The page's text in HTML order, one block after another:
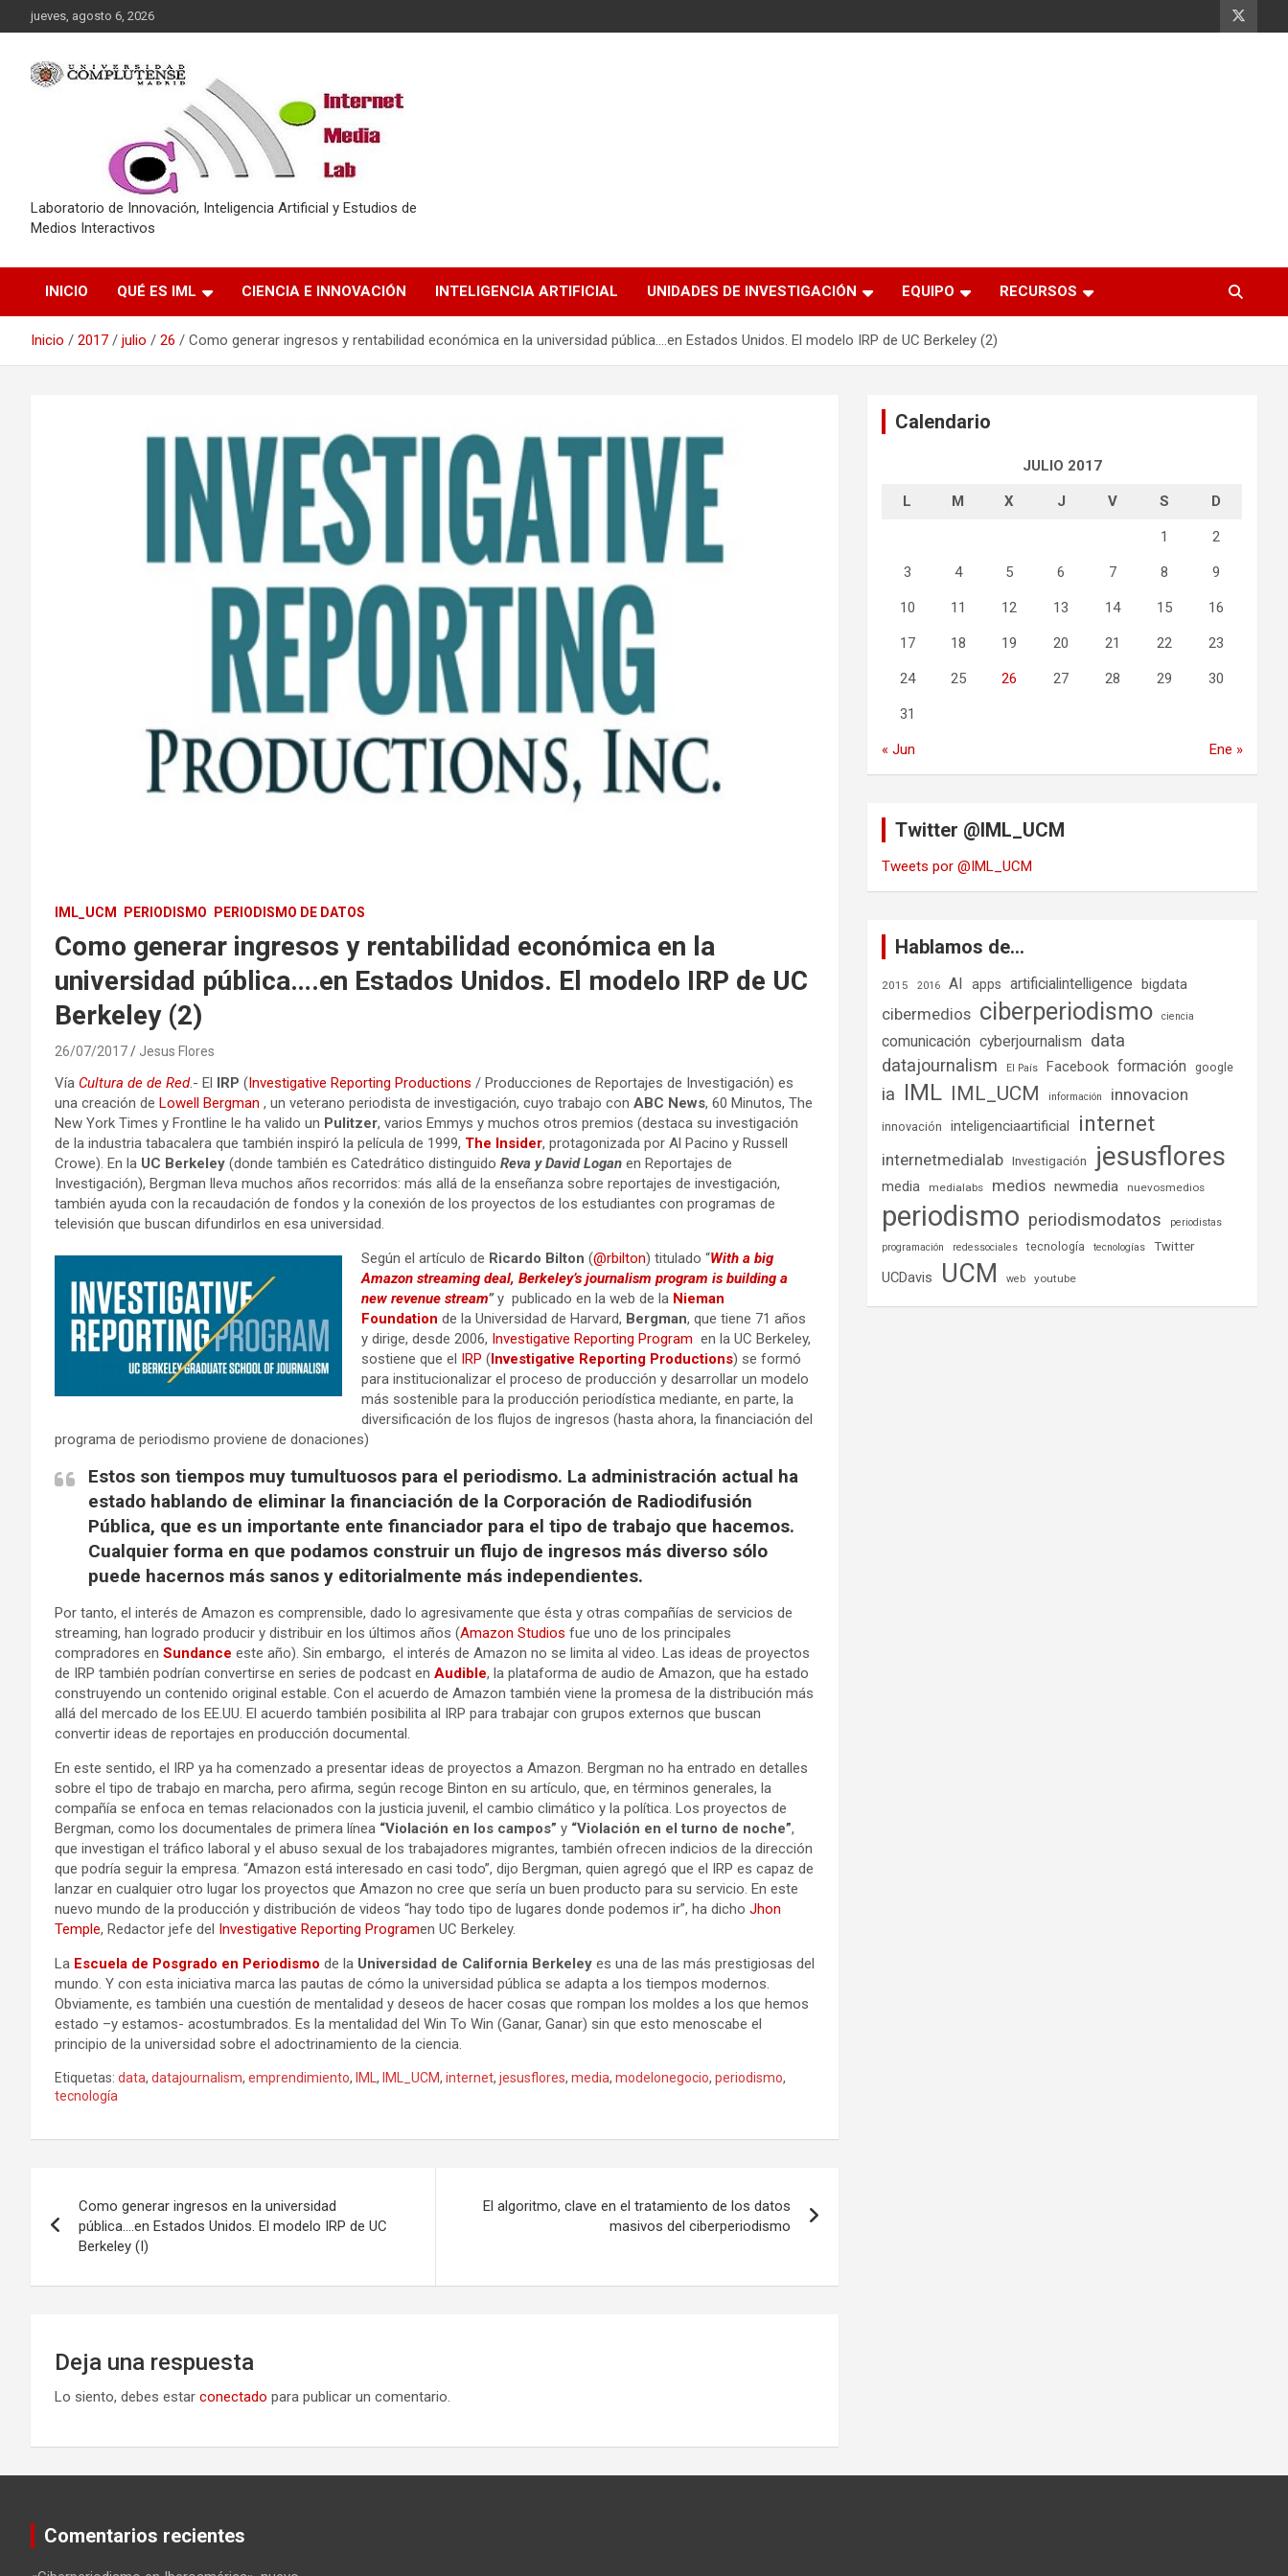
Saltar
al
jueves, agosto 6, 2026
Laboratorio de Innovación, Inteligencia Artificial y Estudios de
Medios Interactivos
INICIO QUÉ ES IML CIENCIA E INNOVACIÓN INTELIGENCIA ARTIFICIAL UNIDADES DE INVESTIGACIÓN EQUIPO RECURSOS
Inicio 2017 julio 26 Como generar ingresos y rentabilidad económica en la universidad pública….en Estados Unidos. El modelo IRP de UC Berkeley (2)
IML_UCM PERIODISMO PERIODISMO DE DATOS
Como generar ingresos y rentabilidad económica en la
universidad pública….en Estados Unidos. El modelo IRP de UC
Berkeley (2)
26/07/2017 Jesus Flores
Vía Cultura de de Red.- El IRP (Investigative Reporting Productions / Producciones de Reportajes de Investigación) es
una creación de Lowell Bergman , un veterano periodista de investigación, cuyo trabajo con ABC News, 60 Minutos, The
New York Times y Frontline le ha valido un Pulitzer, varios Emmys y muchos otros premios (destaca su investigación
de la industria tabacalera que también inspiró la película de 1999, The Insider, protagonizada por Al Pacino y Russell
Crowe). En la UC Berkeley (donde también es Catedrático distinguido Reva y David Logan en Reportajes de
Investigación), Bergman lleva muchos años recorridos: más allá de la enseñanza sobre reportajes de investigación,
también ayuda con la recaudación de fondos y la conexión de los proyectos de los estudiantes con programas de
televisión que buscan difundirlos en esa universidad.
Según el artículo de Ricardo Bilton (@rbilton) titulado “With a big
Amazon streaming deal, Berkeley’s journalism program is building a
new revenue stream”y publicado en la web de la Nieman
Foundation de la Universidad de Harvard, Bergman, que tiene 71 años
y dirige, desde 2006, Investigative Reporting Program en la UC Berkeley,
sostiene que el IRP (Investigative Reporting Productions) se formó
para institucionalizar el proceso de producción y desarrollar un modelo
más sostenible para la producción periodística mediante, en parte, la
diversificación de los flujos de ingresos (hasta ahora, la financiación del
programa de periodismo proviene de donaciones)
Estos son tiempos muy tumultuosos para el periodismo. La administración actual ha
estado hablando de eliminar la financiación de la Corporación de Radiodifusión
Pública, que es un importante ente financiador para el tipo de trabajo que hacemos.
Cualquier forma en que podamos construir un flujo de ingresos más diverso sólo
puede hacernos más sanos y editorialmente más independientes.
Por tanto, el interés de Amazon es comprensible, dado lo agresivamente que ésta y otras compañías de servicios de
streaming, han logrado producir y distribuir en los últimos años (Amazon Studios fue uno de los principales
compradores en Sundance este año). Sin embargo, el interés de Amazon no se limita al video. Las ideas de proyectos
de IRP también podrían convertirse en series de podcast en Audible, la plataforma de audio de Amazon, que ha estado
construyendo un contenido original estable. Con el acuerdo de Amazon también viene la promesa de la distribución más
allá del mercado de los EE.UU. El acuerdo también posibilita al IRP para trabajar con grupos externos que buscan
convertir ideas de reportajes en producción documental.
En este sentido, el IRP ya ha comenzado a presentar ideas de proyectos a Amazon. Bergman no ha entrado en detalles
sobre el tipo de trabajo en marcha, pero afirma, según recoge Binton en su artículo, que, en términos generales, la
compañía se enfoca en temas relacionados con la justicia juvenil, el cambio climático y la política. Los proyectos de
Bergman, como los documentales de primera línea “Violación en los campos” y “Violación en el turno de noche”,
que investigan el tráfico laboral y el abuso sexual de los trabajadores migrantes, también ofrecen indicios de la dirección
que podría seguir la empresa. “Amazon está interesado en casi todo”, dijo Bergman, quien agregó que el IRP es capaz de
lanzar en cualquier otro lugar los proyectos que Amazon no cree que sería un buen producto para su servicio. En este
nuevo mundo de la producción y distribución de videos “hay todo tipo de lugares donde podemos ir”, ha dicho Jhon
Temple, Redactor jefe del Investigative Reporting Programen UC Berkeley.
La Escuela de Posgrado en Periodismo de la Universidad de California Berkeley es una de las más prestigiosas del
mundo. Y con esta iniciativa marca las pautas de cómo la universidad pública se adapta a los tiempos modernos.
Obviamente, es también una cuestión de mentalidad y deseos de hacer cosas que rompan los moldes a los que hemos
estado –y estamos- acostumbrados. Es la mentalidad del Win To Win (Ganar, Ganar) sin que esto menoscabe el
principio de la universidad sobre el adoctrinamiento de la ciencia.
Etiquetas: data, datajournalism, emprendimiento, IML , IML_UCM, internet, jesusflores, media, modelonegocio, periodismo,
tecnología
de
entradas
Como generar ingresos en la universidad
pública….en Estados Unidos. El modelo IRP de UC
Berkeley (I)
El algoritmo, clave en el tratamiento de los datos
masivos del ciberperiodismo
Deja una respuesta
Lo siento, debes estar conectado para publicar un comentario.
Calendario
JULIO 2017
L M X J V S D
1 2
3 4 5 6 7 8 9
10 11 12 13 14 15 16
17 18 19 20 21 22 23
24 25 26 27 28 29 30
31
« Jun Ene »
Twitter @IML_UCM
Tweets por @IML_UCM
Hablamos de…
2015 2016 AI apps artificialintelligence bigdata
cibermedios ciberperiodismo ciencia
comunicación cyberjournalism data
datajournalism El País Facebook formación google
ia IML IML_UCM información innovacion
innovación inteligenciaartificial internet
internetmedialab Investigación jesusflores
media medialabs medios newmedia nuevosmedios
periodismo periodismodatos
periodistas
programación
redessociales tecnología tecnologías Twitter
UCDavis UCM web youtube
Comentarios recientes